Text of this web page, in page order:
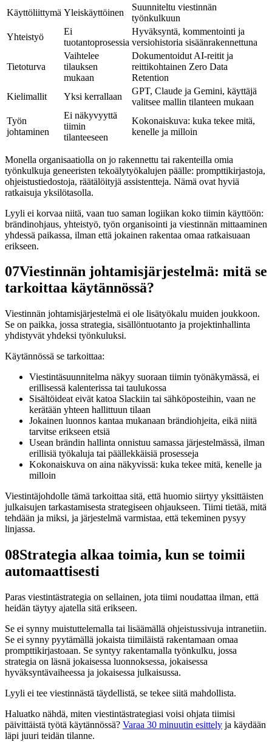
Käyttöliittymä Yleiskäyttöinen
Suunniteltu viestinnän
työnkulkuun
Yhteistyö
Ei
tuotantoprosessia
Hyväksyntä, kommentointi ja
versiohistoria sisäänrakennettuna
Tietoturva
Vaihtelee
tilauksen
mukaan
Dokumentoidut AI-reitit ja
reittikohtainen Zero Data
Retention
Kielimallit
Yksi kerrallaan
GPT, Claude ja Gemini, käyttäjä
valitsee mallin tilanteen mukaan
Työn
johtaminen
Ei näkyvyyttä
tiimin
tilanteeseen
Kokonaiskuva: kuka tekee mitä,
kenelle ja milloin
Monella organisaatiolla on jo rakennettu tai rakenteilla omia
työnkulkuja geneeristen tekoälytyökalujen päälle: prompttikirjastoja,
ohjeistustiedostoja, räätälöityjä assistentteja. Nämä ovat hyviä
ratkaisuja yksilötasolla.
Lyyli ei korvaa niitä, vaan tuo saman logiikan koko tiimin käyttöön:
brändinohjaus, yhteistyö, työn organisointi ja viestinnän mittaaminen
yhdessä paikassa, ilman että jokainen rakentaa omaa ratkaisuaan
erikseen.
07Viestinnän johtamisjärjestelmä: mitä se
tarkoittaa käytännössä?
Viestinnän johtamisjärjestelmä ei ole lisätyökalu muiden joukkoon.
Se on paikka, jossa strategia, sisällöntuotanto ja projektinhallinta
yhdistyvät yhdeksi työnkuluksi.
Käytännössä se tarkoittaa:
Viestintäsuunnitelma näkyy suoraan tiimin työnäkymässä, ei
erillisessä kalenterissa tai taulukossa
Sisältöideat eivät katoa Slackiin tai sähköposteihin, vaan ne
kerätään yhteen hallittuun tilaan
Jokainen luonnos kantaa mukanaan brändiohjeita, eikä niitä
tarvitse erikseen etsiä
Usean brändin hallinta onnistuu samassa järjestelmässä, ilman
erillisiä työkaluja tai päällekkäisiä prosesseja
Kokonaiskuva on aina näkyvissä: kuka tekee mitä, kenelle ja
milloin
Viestintäjohdolle tämä tarkoittaa sitä, että huomio siirtyy yksittäisten
julkaisujen tarkastamisesta strategiseen ohjaukseen. Tiimi tietää, mitä
tehdään ja miksi, ja järjestelmä varmistaa, että tekeminen pysyy
linjassa.
08Strategia alkaa toimia, kun se toimii
automaattisesti
Paras viestintästrategia on sellainen, jota tiimi noudattaa ilman, että
heidän täytyy ajatella sitä erikseen.
Se ei synny muistuttelemalla tai lisäämällä ohjeistussivuja intranetiin.
Se ei synny pyytämällä jokaista tiimiläistä rakentamaan omaa
prompttikirjastoaan. Se syntyy rakentamalla työnkulku, jossa
strategia on läsnä jokaisessa luonnoksessa, jokaisessa
hyväksyntävaiheessa ja jokaisessa julkaisussa.
Lyyli ei tee viestinnästä täydellistä, se tekee siitä mahdollista.
Haluatko nähdä, miten viestintästrategiasi voisi ohjata tiimisi
päivittäistä työtä käytännössä? Varaa 30 minuutin esittely ja käydään
läpi juuri teidän tilanne.